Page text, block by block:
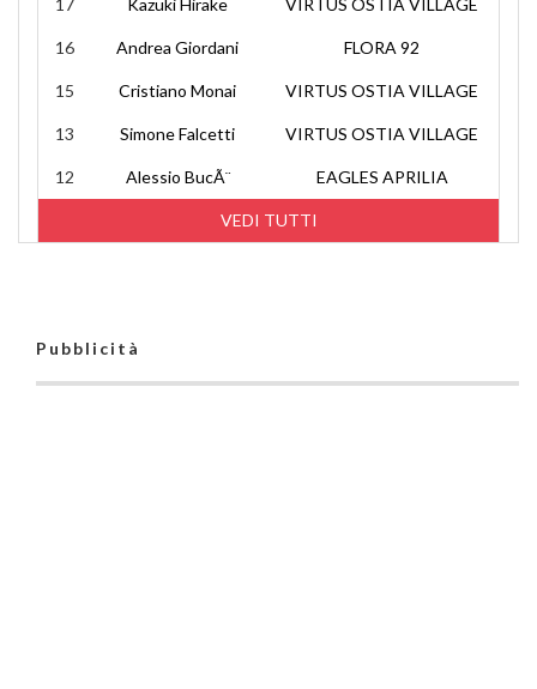
VEDI TUTTI
17 Kazuki Hirake VIRTUS OSTIA VILLAGE
16 Andrea Giordani FLORA 92
15 Cristiano Monai VIRTUS OSTIA VILLAGE
13 Simone Falcetti VIRTUS OSTIA VILLAGE
12 Alessio BucÃ¨ EAGLES APRILIA
Pubblicità